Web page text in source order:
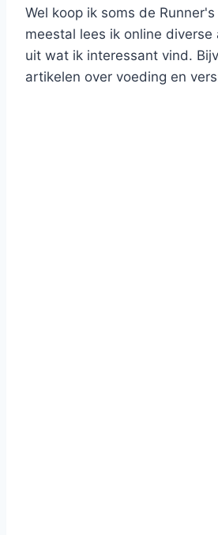
Wel koop ik soms de
meestal lees ik online diverse
uit wat ik interessant vind.
artikelen over voeding en